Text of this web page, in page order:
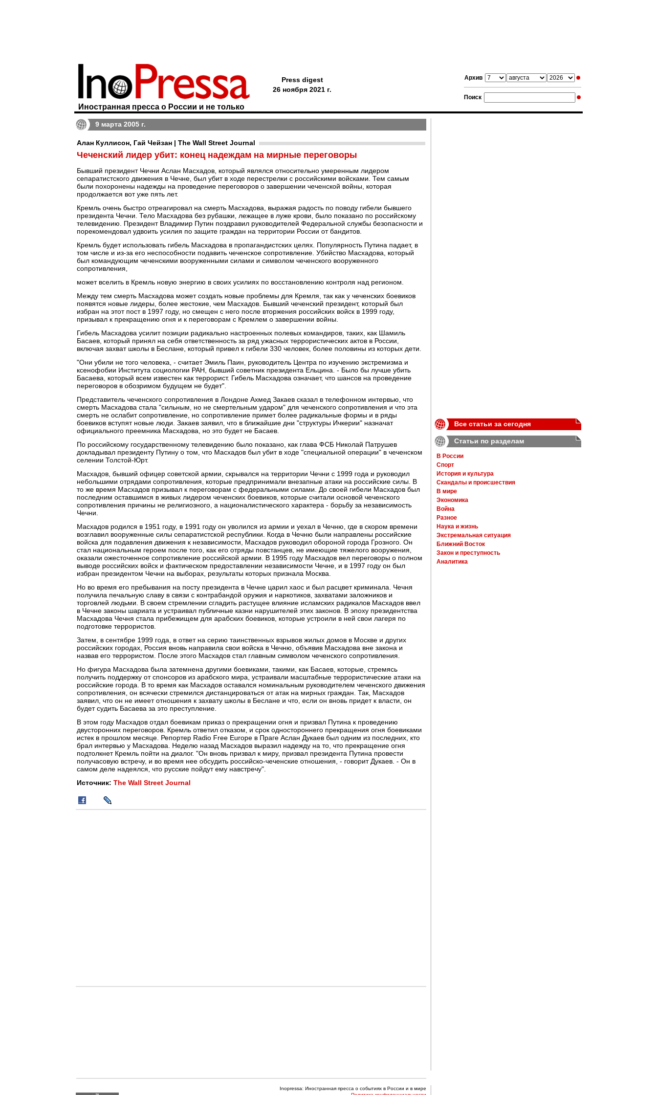
Архив
Поиск
Иностранная пресса о России и не только
Press digest
26 ноября 2021 г.
9 марта 2005 г.
Алан Куллисон, Гай Чейзан | The Wall Street Journal
Чеченский лидер убит: конец надеждам на мирные переговоры
Бывший президент Чечни Аслан Масхадов, который являлся относительно умеренным лидером
сепаратистского движения в Чечне, был убит в ходе перестрелки с российскими войсками. Тем самым
были похоронены надежды на проведение переговоров о завершении чеченской войны, которая
продолжается вот уже пять лет.
Кремль очень быстро отреагировал на смерть Масхадова, выражая радость по поводу гибели бывшего
президента Чечни. Тело Масхадова без рубашки, лежащее в луже крови, было показано по российскому
телевидению. Президент Владимир Путин поздравил руководителей Федеральной службы безопасности и
порекомендовал удвоить усилия по защите граждан на территории России от бандитов.
Кремль будет использовать гибель Масхадова в пропагандистских целях. Популярность Путина падает, в
том числе и из-за его неспособности подавить чеченское сопротивление. Убийство Масхадова, который
был командующим чеченскими вооруженными силами и символом чеченского вооруженного
сопротивления,
может вселить в Кремль новую энергию в своих усилиях по восстановлению контроля над регионом.
Между тем смерть Масхадова может создать новые проблемы для Кремля, так как у чеченских боевиков
появятся новые лидеры, более жестокие, чем Масхадов. Бывший чеченский президент, который был
избран на этот пост в 1997 году, но смещен с него после вторжения российских войск в 1999 году,
призывал к прекращению огня и к переговорам с Кремлем о завершении войны.
Гибель Масхадова усилит позиции радикально настроенных полевых командиров, таких, как Шамиль
Басаев, который принял на себя ответственность за ряд ужасных террористических актов в России,
включая захват школы в Беслане, который привел к гибели 330 человек, более половины из которых дети.
"Они убили не того человека, - считает Эмиль Паин, руководитель Центра по изучению экстремизма и
ксенофобии Института социологии РАН, бывший советник президента Ельцина. - Было бы лучше убить
Басаева, который всем известен как террорист. Гибель Масхадова означает, что шансов на проведение
переговоров в обозримом будущем не будет".
Представитель чеченского сопротивления в Лондоне Ахмед Закаев сказал в телефонном интервью, что
смерть Масхадова стала "сильным, но не смертельным ударом" для чеченского сопротивления и что эта
смерть не ослабит сопротивление, но сопротивление примет более радикальные формы и в ряды
боевиков вступят новые люди. Закаев заявил, что в ближайшие дни "структуры Ичкерии" назначат
официального преемника Масхадова, но это будет не Басаев.
По российскому государственному телевидению было показано, как глава ФСБ Николай Патрушев
докладывал президенту Путину о том, что Масхадов был убит в ходе "специальной операции" в чеченском
селении Толстой-Юрт.
Масхадов, бывший офицер советской армии, скрывался на территории Чечни с 1999 года и руководил
небольшими отрядами сопротивления, которые предпринимали внезапные атаки на российские силы. В
то же время Масхадов призывал к переговорам с федеральными силами. До своей гибели Масхадов был
последним оставшимся в живых лидером чеченских боевиков, которые считали основой чеченского
сопротивления причины не религиозного, а националистического характера - борьбу за независимость
Чечни.
Масхадов родился в 1951 году, в 1991 году он уволился из армии и уехал в Чечню, где в скором времени
возглавил вооруженные силы сепаратистской республики. Когда в Чечню были направлены российские
войска для подавления движения к независимости, Масхадов руководил обороной города Грозного. Он
стал национальным героем после того, как его отряды повстанцев, не имеющие тяжелого вооружения,
оказали ожесточенное сопротивление российской армии. В 1995 году Масхадов вел переговоры о полном
выводе российских войск и фактическом предоставлении независимости Чечне, и в 1997 году он был
избран президентом Чечни на выборах, результаты которых признала Москва.
Но во время его пребывания на посту президента в Чечне царил хаос и был расцвет криминала. Чечня
получила печальную славу в связи с контрабандой оружия и наркотиков, захватами заложников и
торговлей людьми. В своем стремлении сгладить растущее влияние исламских радикалов Масхадов ввел
в Чечне законы шариата и устраивал публичные казни нарушителей этих законов. В эпоху президентства
Масхадова Чечня стала прибежищем для арабских боевиков, которые устроили в ней свои лагеря по
подготовке террористов.
Затем, в сентябре 1999 года, в ответ на серию таинственных взрывов жилых домов в Москве и других
российских городах, Россия вновь направила свои войска в Чечню, объявив Масхадова вне закона и
назвав его террористом. После этого Масхадов стал главным символом чеченского сопротивления.
Но фигура Масхадова была затемнена другими боевиками, такими, как Басаев, которые, стремясь
получить поддержку от спонсоров из арабского мира, устраивали масштабные террористические атаки на
российские города. В то время как Масхадов оставался номинальным руководителем чеченского движения
сопротивления, он всячески стремился дистанцироваться от атак на мирных граждан. Так, Масхадов
заявил, что он не имеет отношения к захвату школы в Беслане и что, если он вновь придет к власти, он
будет судить Басаева за это преступление.
В этом году Масхадов отдал боевикам приказ о прекращении огня и призвал Путина к проведению
двусторонних переговоров. Кремль ответил отказом, и срок одностороннего прекращения огня боевиками
истек в прошлом месяце. Репортер Radio Free Europe в Праге Аслан Дукаев был одним из последних, кто
брал интервью у Масхадова. Неделю назад Масхадов выразил надежду на то, что прекращение огня
подтолкнет Кремль пойти на диалог. "Он вновь призвал к миру, призвал президента Путина провести
получасовую встречу, и во время нее обсудить российско-чеченские отношения, - говорит Дукаев. - Он в
самом деле надеялся, что русские пойдут ему навстречу".
Источник: The Wall Street Journal
Все статьи за сегодня
Статьи по разделам
В России
Спорт
История и культура
Скандалы и происшествия
В мире
Экономика
Война
Разное
Наука и жизнь
Экстремальная ситуация
Ближний Восток
Закон и преступность
Аналитика
Inopressa: Иностранная пресса о событиях в России и в мире